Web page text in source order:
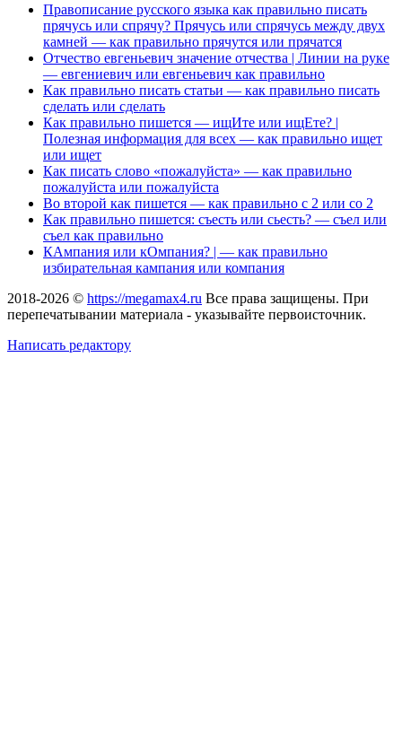
Правописание русского языка как правильно писать
прячусь или спрячу? Прячусь или спрячусь между двух
камней — как правильно прячутся или прячатся
Отчество евгеньевич значение отчества | Линии на руке
— евгениевич или евгеньевич как правильно
Как правильно писать статьи — как правильно писать
сделать или сделать
Как правильно пишется — ищИте или ищЕте? |
Полезная информация для всех — как правильно ищет
или ищет
Как писать слово «пожалуйста» — как правильно
пожалуйста или пожалуйста
Во второй как пишется — как правильно с 2 или со 2
Как правильно пишется: съесть или сьесть? — съел или
съел как правильно
КАмпания или кОмпания? | — как правильно
избирательная кампания или компания
2018-2026 © https://megamax4.ru Все права защищены. При
перепечатывании материала - указывайте первоисточник.
Написать редактору